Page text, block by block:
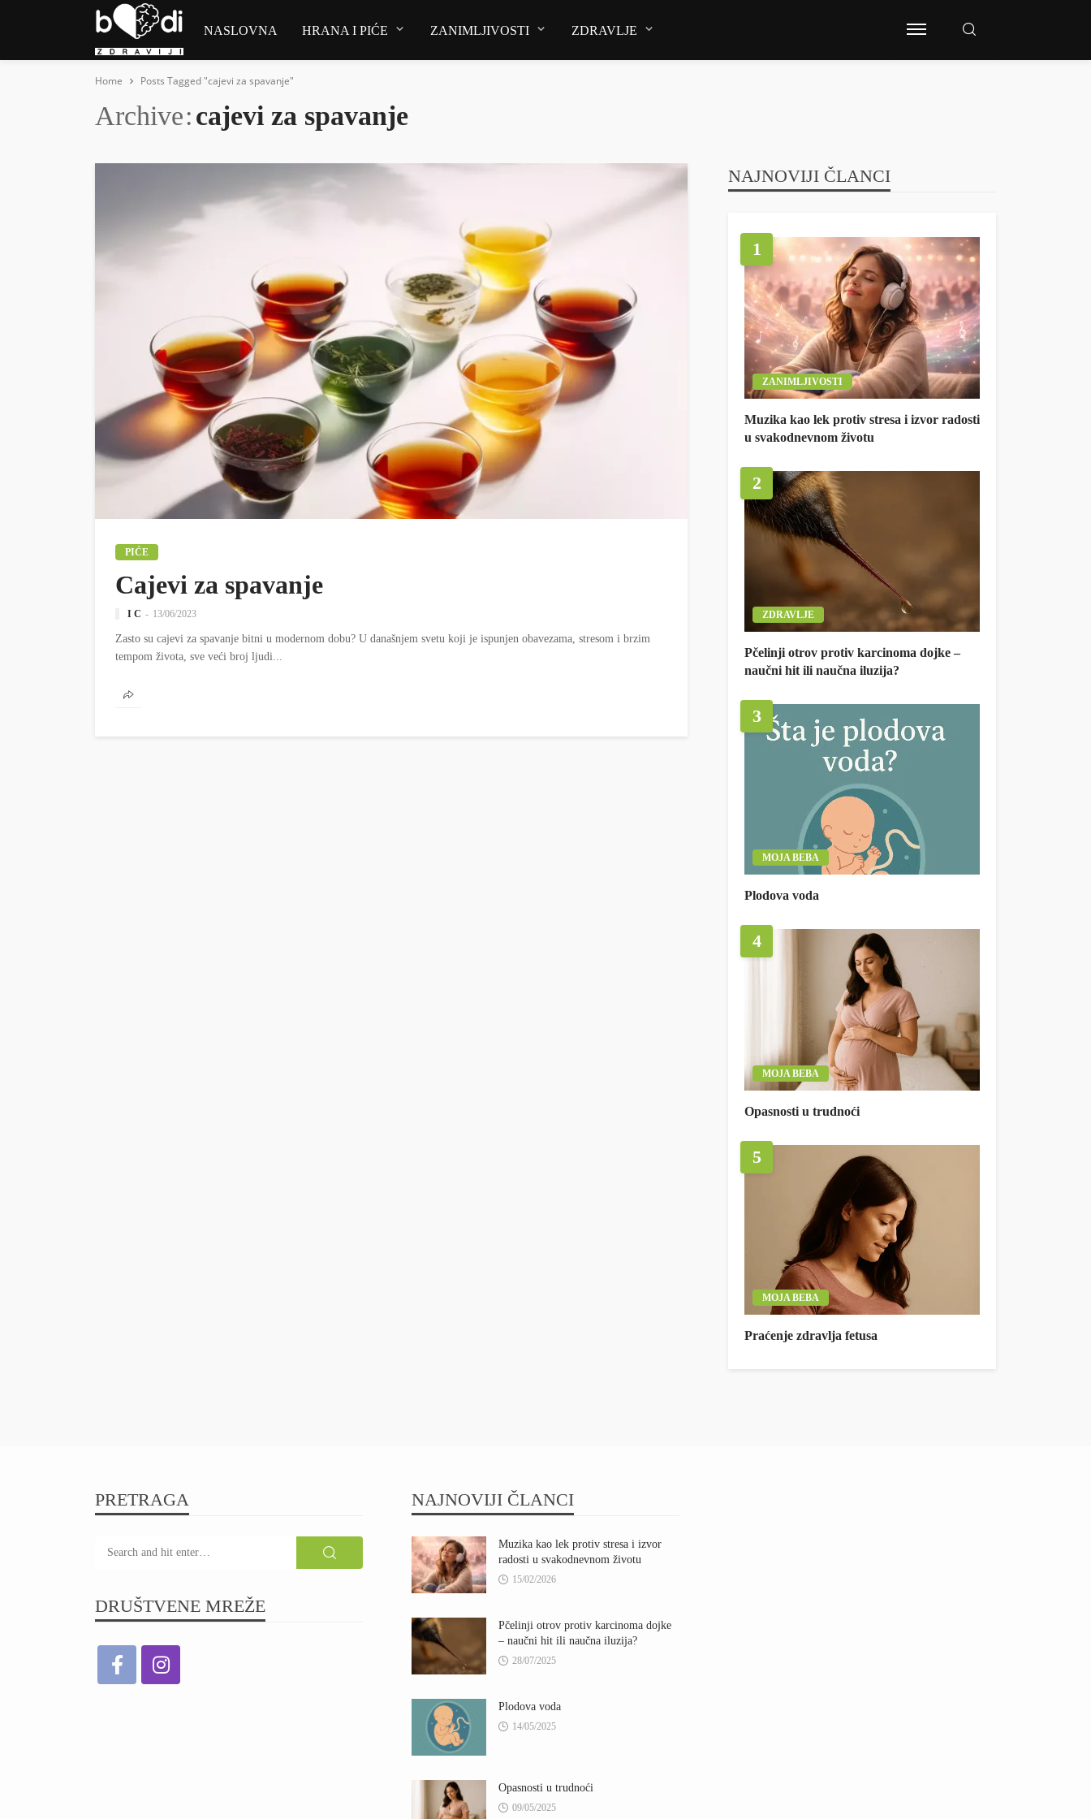
NASLOVNA HRANA I PIĆE ZANIMLJIVOSTI ZDRAVLJE
Home Posts Tagged "cajevi za spavanje"
Archive cajevi za spavanje
PIĆE
Cajevi za spavanje
I C 13/06/2023
Zasto su cajevi za spavanje bitni u modernom dobu? U današnjem svetu koji je ispunjen obavezama, stresom i brzim
tempom života, sve veći broj ljudi...
NAJNOVIJI ČLANCI
1
ZANIMLJIVOSTI
Muzika kao lek protiv stresa i izvor radosti
u svakodnevnom životu
2
ZDRAVLJE
Pčelinji otrov protiv karcinoma dojke –
naučni hit ili naučna iluzija?
3
MOJA BEBA
Plodova voda
4
MOJA BEBA
Opasnosti u trudnoći
5
MOJA BEBA
Praćenje zdravlja fetusa
PRETRAGA
DRUŠTVENE MREŽE
NAJNOVIJI ČLANCI
Muzika kao lek protiv stresa i izvor
radosti u svakodnevnom životu
15/02/2026
Pčelinji otrov protiv karcinoma dojke
– naučni hit ili naučna iluzija?
28/07/2025
Plodova voda
14/05/2025
Opasnosti u trudnoći
09/05/2025